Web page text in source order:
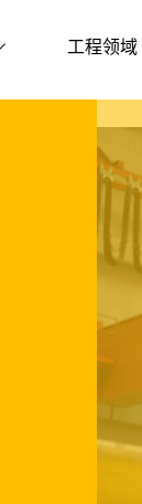
工程领域